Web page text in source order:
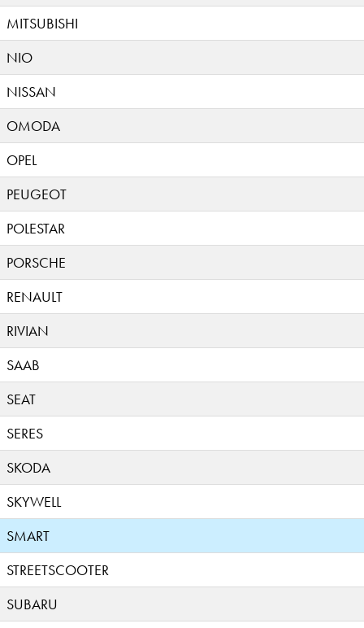
MITSUBISHI
NIO
NISSAN
OMODA
OPEL
PEUGEOT
POLESTAR
PORSCHE
RENAULT
RIVIAN
SAAB
SEAT
SERES
SKODA
SKYWELL
SMART
STREETSCOOTER
SUBARU